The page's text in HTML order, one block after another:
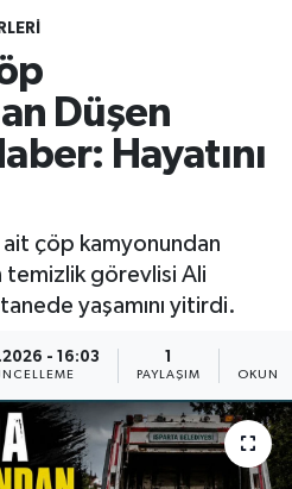
Düşen
Hayatını
çöp kamyonundan
temizlik görevlisi Ali
yaşamını yitirdi.
- 16:03 1
PAYLAŞIM